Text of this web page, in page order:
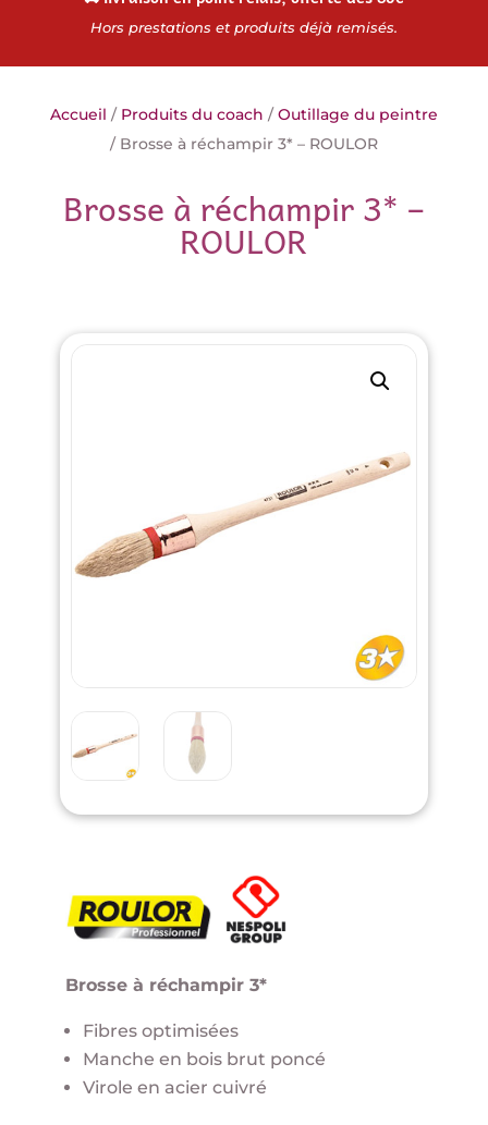
Hors prestations et produits déjà remisés.
Accueil / Produits du coach /Outillage du peintre
/ Brosse à réchampir 3* – ROULOR
Brosse à réchampir 3* –
ROULOR
Brosse à réchampir 3*
Fibres optimisées
Manche en bois brut poncé
Virole en acier cuivré